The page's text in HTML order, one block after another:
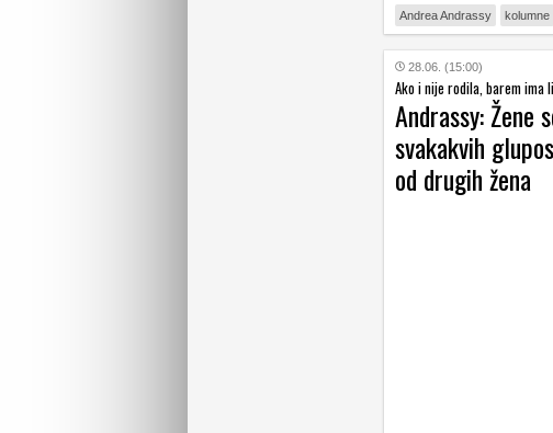
Andrea Andrassy kolumne
28.06. (15:00)
Ako i nije rodila, barem ima
Andrassy: Žene
svakakvih
od drugih žena